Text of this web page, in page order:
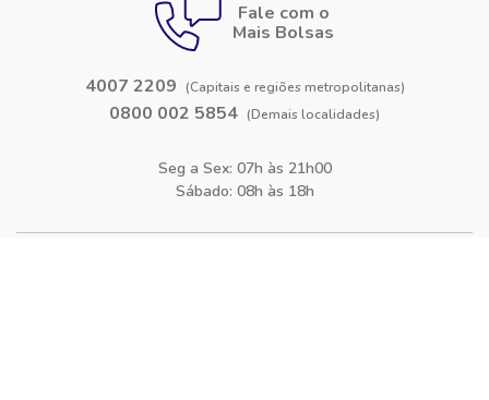
Fale com o
Mais Bolsas
4007 2209 (Capitais e regiões metropolitanas)
0800 002 5854 (Demais localidades)
Seg a Sex: 07h às 21h00
Sábado: 08h às 18h